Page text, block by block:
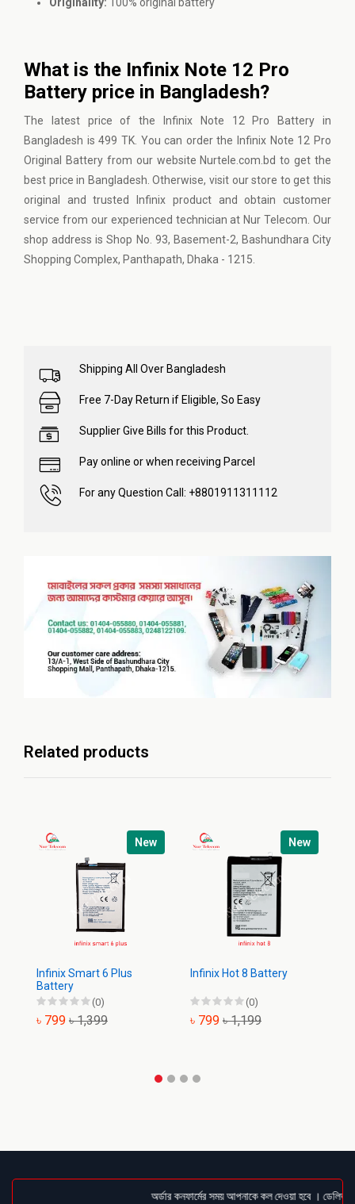
What is the Infinix Note 12 Pro
Battery price in Bangladesh?
The latest price of the Infinix Note 12 Pro Battery in
Bangladesh is 499 TK. You can order the Infinix Note 12 Pro
Original Battery from our website Nurtele.com.bd to get the
best price in Bangladesh. Otherwise, visit our store to get this
original and trusted Infinix product and obtain customer
service from our experienced technician at Nur Telecom. Our
shop address is Shop No. 93, Basement-2, Bashundhara City
Shopping Complex, Panthapath, Dhaka - 1215.
Shipping All Over Bangladesh
Free 7-Day Return if Eligible, So Easy
Supplier Give Bills for this Product.
Pay online or when receiving Parcel
For any Question Call: +8801911311112
Related products
New
Infinix Smart 6 Plus
Battery
(0)
৳ 799 ৳ 1,399
New
Infinix Hot 8 Battery
(0)
৳ 799 ৳ 1,199
অর্ডার কনফার্মের সময় আপনাকে কল দেওয়া হবে ।